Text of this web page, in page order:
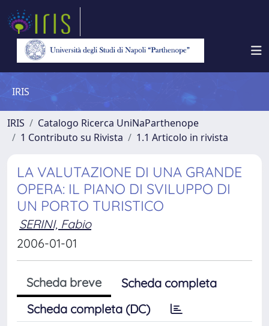
IRIS
IRIS
Catalogo Ricerca UniNaParthenope
1 Contributo su Rivista
1.1 Articolo in rivista
LA VALUTAZIONE DI UNA GRANDE
OPERA: IL PIANO DI SVILUPPO DI
UN PORTO TURISTICO
SERINI, Fabio
2006-01-01
Scheda breve
Scheda completa
Scheda completa (DC)